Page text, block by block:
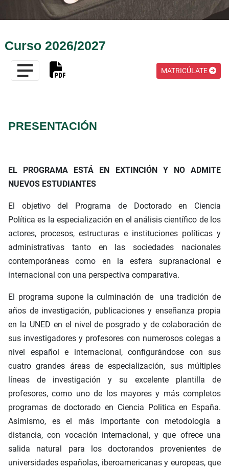
Curso 2026/2027
MATRICÚLATE
PRESENTACIÓN
EL PROGRAMA ESTÁ EN EXTINCIÓN Y NO ADMITE
NUEVOS ESTUDIANTES
El objetivo del Programa de Doctorado en Ciencia
Política es la especialización en el análisis científico de los
actores, procesos, estructuras e instituciones políticas y
administrativas tanto en las sociedades nacionales
contemporáneas como en la esfera supranacional e
internacional con una perspectiva comparativa.
El programa supone la culminación de una tradición de
años de investigación, publicaciones y enseñanza propia
en la UNED en el nivel de posgrado y de colaboración de
sus investigadores y profesores con numerosos colegas a
nivel español e internacional, configurándose con sus
cuatro grandes áreas de especialización, sus múltiples
líneas de investigación y su excelente plantilla de
profesores, como uno de los mayores y más completos
programas de doctorado en Ciencia Politica en España.
Asimismo, es el más importante con metodología a
distancia, con vocación internacional, y que ofrece una
salida natural para los doctorandos provenientes de
universidades españolas, iberoamericanas y europeas, que